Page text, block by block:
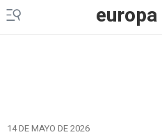
europa
14 DE MAYO DE 2026